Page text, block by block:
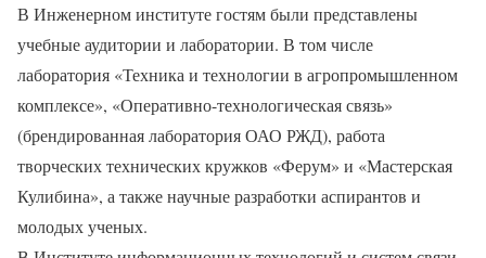
В Инженерном институте гостям были представлены
учебные аудитории и лаборатории. В том числе
лаборатория «Техника и технологии в агропромышленном
комплексе», «Оперативно-технологическая связь»
(брендированная лаборатория ОАО РЖД), работа
творческих технических кружков «Ферум» и «Мастерская
Кулибина», а также научные разработки аспирантов и
молодых ученых.